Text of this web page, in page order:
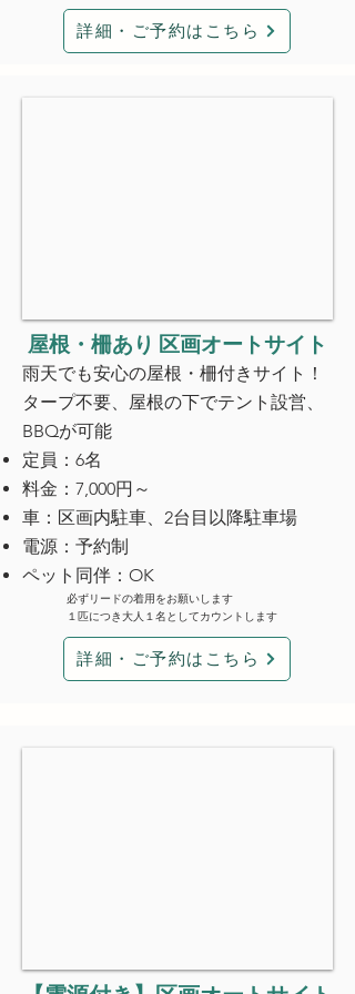
詳細・ご予約はこちら
屋根・柵あり 区画オートサイト
雨天でも安心の屋根・柵付きサイト！
タープ不要、屋根の下でテント設営、
BBQが可能
定員：6名
料金：7,000円～
車：区画内駐車、2台目以降駐車場
電源：予約制
ペット同伴：OK
必ずリードの着用をお願いします
１匹につき大人１名としてカウントします
詳細・ご予約はこちら